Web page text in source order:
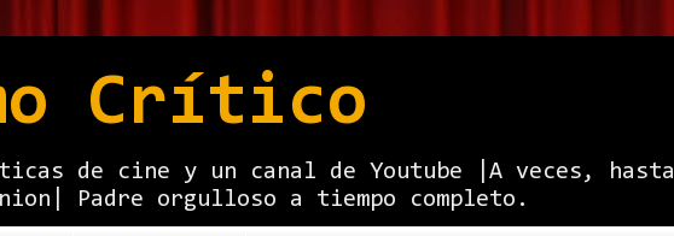
Crítico
de cine y un canal de Youtube |A veces, hasta
Padre orgulloso a tiempo completo.